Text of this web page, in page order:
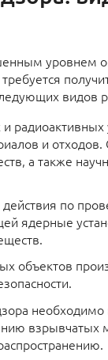
уровнем
видов
радиоактивных
и отходов.
а также
по
ядерные
объектов
необходимо
взрывчатых